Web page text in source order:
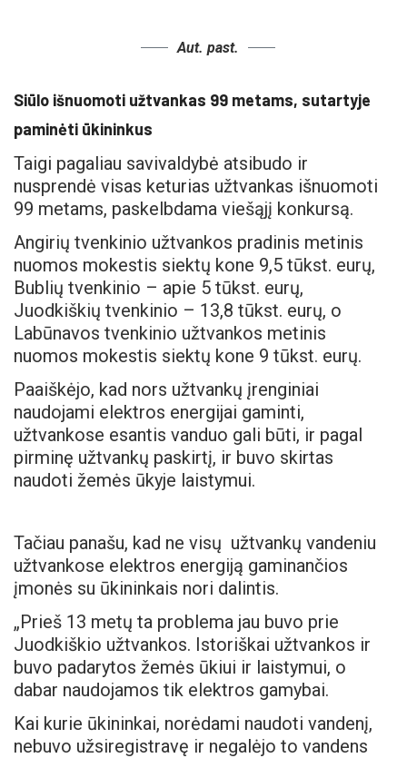
Aut. past.
Siūlo išnuomoti užtvankas 99 metams, sutartyje
paminėti ūkininkus
Taigi pagaliau savivaldybė atsibudo ir
nusprendė visas keturias užtvankas išnuomoti
99 metams, paskelbdama viešąjį konkursą.
Angirių tvenkinio užtvankos pradinis metinis
nuomos mokestis siektų kone 9,5 tūkst. eurų,
Bublių tvenkinio – apie 5 tūkst. eurų,
Juodkiškių tvenkinio – 13,8 tūkst. eurų, o
Labūnavos tvenkinio užtvankos metinis
nuomos mokestis siektų kone 9 tūkst. eurų.
Paaiškėjo, kad nors užtvankų įrenginiai
naudojami elektros energijai gaminti,
užtvankose esantis vanduo gali būti, ir pagal
pirminę užtvankų paskirtį, ir buvo skirtas
naudoti žemės ūkyje laistymui.
Tačiau panašu, kad ne visų užtvankų vandeniu
užtvankose elektros energiją gaminančios
įmonės su ūkininkais nori dalintis.
„Prieš 13 metų ta problema jau buvo prie
Juodkiškio užtvankos. Istoriškai užtvankos ir
buvo padarytos žemės ūkiui ir laistymui, o
dabar naudojamos tik elektros gamybai.
Kai kurie ūkininkai, norėdami naudoti vandenį,
nebuvo užsiregistravę ir negalėjo to vandens